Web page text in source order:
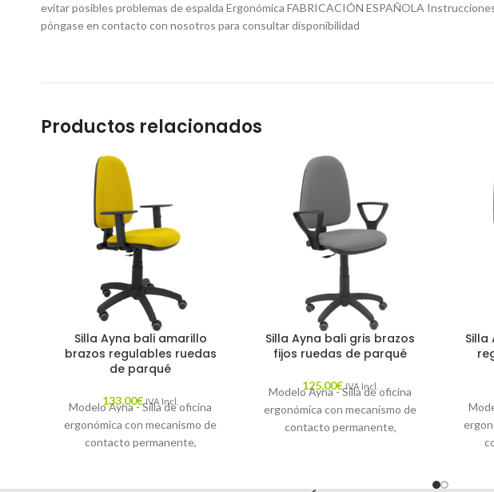
evitar posibles problemas de espalda Ergonómica FABRICACIÓN ESPAÑOLA
póngase en contacto con nosotros para consultar disponibilidad
Productos relacionados
Silla Ayna bali amarillo
brazos regulables ruedas
de parqué
133,00€ IVA Incl.
Modelo Ayna - Silla de oficina
ergonómica con mecanismo de
contacto permanente,
Silla Ayna bali gris brazos
fijos ruedas de parqué
125,00€ IVA Incl.
Modelo Ayna - Silla de oficina
ergonómica con mecanismo de
contacto permanente,
Silla